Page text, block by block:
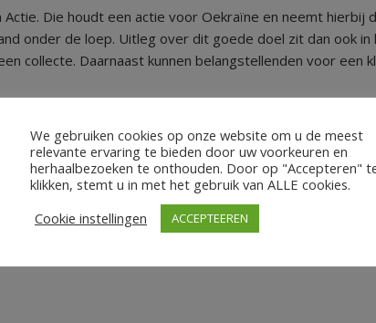
Die houdt een actie voor Oekraïne en neemt hierbij
onder de loep. Uitleg over dit goede doel zit dan ook in
collecte. Daarnaast kunnen belangstellenden voor een
met orgel- en panfluitmuziek en samenzang. De
De deuren van De Antenne aan de Wilhelminastraat
concert start om 20.00 uur. De toegang is € 12,50 voor
. Aan de zaal kost het € 15.
We gebruiken cookies op onze website om u de meest
relevante ervaring te bieden door uw voorkeuren en
herhaalbezoeken te onthouden. Door op "Accepteren"
klikken, stemt u in met het gebruik van ALLE cookies.
Cookie instellingen
ACCEPTEEREN